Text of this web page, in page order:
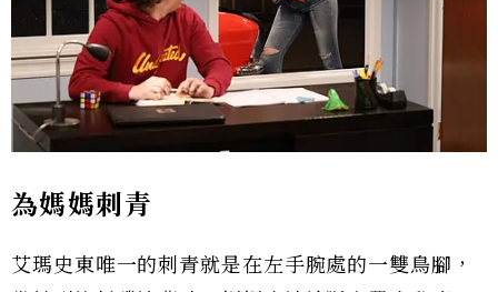
為媽媽刺青
艾瑪史東唯一的刺青就是在左手腕處的一雙鳥腳，